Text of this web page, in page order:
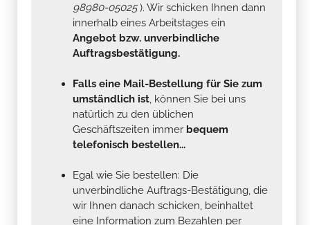
98980-05025). Wir schicken Ihnen dann
innerhalb eines Arbeitstages ein
Angebot bzw. unverbindliche
Auftragsbestätigung.
Falls eine Mail-Bestellung für Sie zum
umständlich ist, können Sie bei uns
natürlich zu den üblichen
Geschäftszeiten immer bequem
telefonisch bestellen...
Egal wie Sie bestellen: Die
unverbindliche Auftrags-Bestätigung, die
wir Ihnen danach schicken, beinhaltet
eine Information zum Bezahlen per